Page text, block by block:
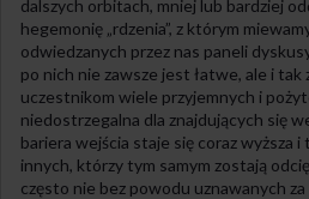
dalszych orbitach, mniej lub bardziej
hegemonię „rdzenia”, z którym
odwiedzanych przez nas paneli
po nich nie zawsze jest łatwe, ale i tak
uczestnikom wiele przyjemnych i
niedostrzegalna dla znajdujących się
bariera wejścia staje się coraz wyższa
innych, którzy tym samym zostają
często nie bez powodu uznawanych